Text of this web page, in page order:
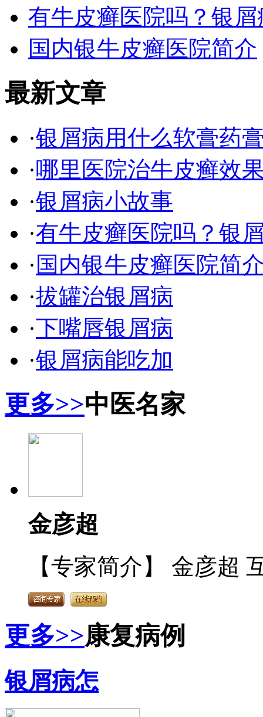
有牛皮癣医院吗？银屑
国内银牛皮癣医院简介
最新文章
·银屑病用什么软膏药
·哪里医院治牛皮癣效
·银屑病小故事
·有牛皮癣医院吗？银
· 国内银牛皮癣医院简
·拔罐治银屑病
·下嘴唇银屑病
·银屑病能吃加
更多>>中医名家
金彦超
【专家简介】 金彦超
更多>>康复病例
银屑病怎